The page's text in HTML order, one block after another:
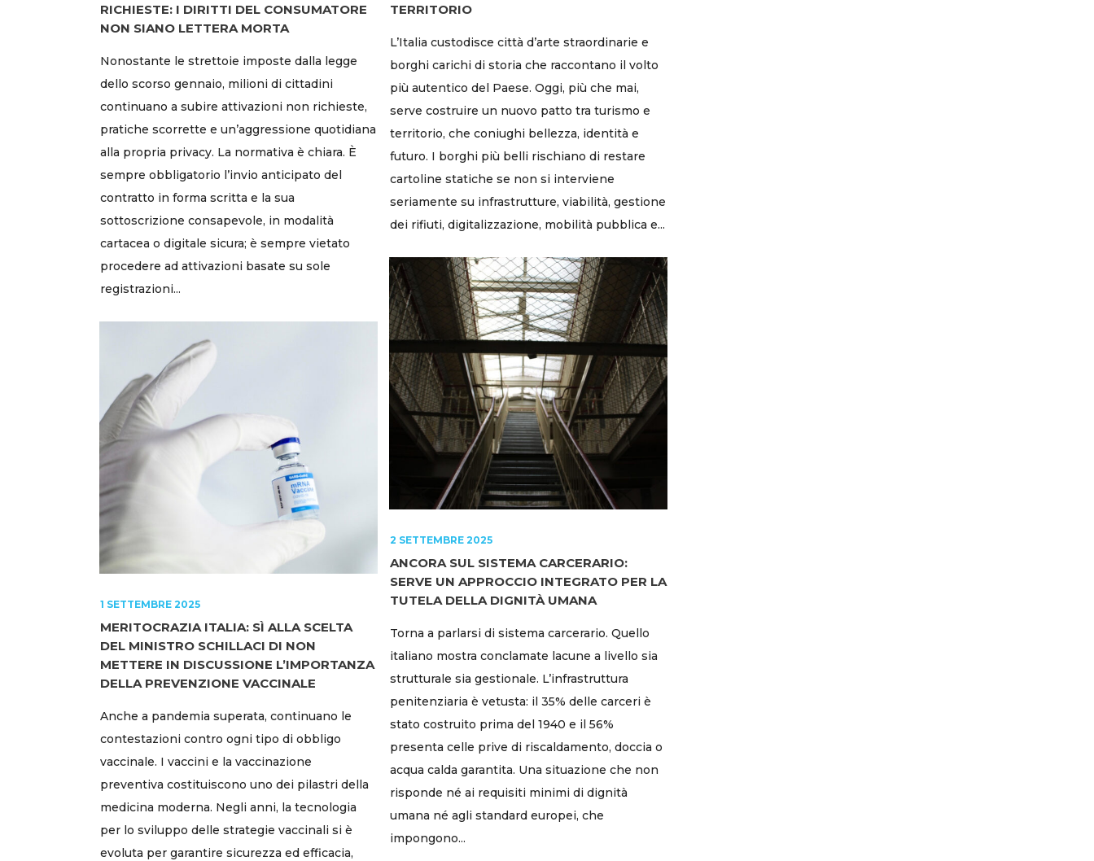
TERRITORIO
L’Italia custodisce città d’arte straordinarie e
borghi carichi di storia che raccontano il volto
più autentico del Paese. Oggi, più che mai,
serve costruire un nuovo patto tra turismo e
territorio, che coniughi bellezza, identità e
futuro. I borghi più belli rischiano di restare
cartoline statiche se non si interviene
seriamente su infrastrutture, viabilità, gestione
dei rifiuti, digitalizzazione, mobilità pubblica e...
RICHIESTE: I DIRITTI DEL CONSUMATORE
NON SIANO LETTERA MORTA
Nonostante le strettoie imposte dalla legge
dello scorso gennaio, milioni di cittadini
continuano a subire attivazioni non richieste,
pratiche scorrette e un’aggressione quotidiana
alla propria privacy. La normativa è chiara. È
sempre obbligatorio l’invio anticipato del
contratto in forma scritta e la sua
sottoscrizione consapevole, in modalità
cartacea o digitale sicura; è sempre vietato
procedere ad attivazioni basate su sole
registrazioni...
2 SETTEMBRE 2025
ANCORA SUL SISTEMA CARCERARIO:
SERVE UN APPROCCIO INTEGRATO PER LA
TUTELA DELLA DIGNITÀ UMANA
Torna a parlarsi di sistema carcerario. Quello
italiano mostra conclamate lacune a livello sia
strutturale sia gestionale. L’infrastruttura
penitenziaria è vetusta: il 35% delle carceri è
stato costruito prima del 1940 e il 56%
presenta celle prive di riscaldamento, doccia o
acqua calda garantita. Una situazione che non
risponde né ai requisiti minimi di dignità
umana né agli standard europei, che
impongono...
1 SETTEMBRE 2025
MERITOCRAZIA ITALIA: SÌ ALLA SCELTA
DEL MINISTRO SCHILLACI DI NON
METTERE IN DISCUSSIONE L’IMPORTANZA
DELLA PREVENZIONE VACCINALE
Anche a pandemia superata, continuano le
contestazioni contro ogni tipo di obbligo
vaccinale. I vaccini e la vaccinazione
preventiva costituiscono uno dei pilastri della
medicina moderna. Negli anni, la tecnologia
per lo sviluppo delle strategie vaccinali si è
evoluta per garantire sicurezza ed efficacia,